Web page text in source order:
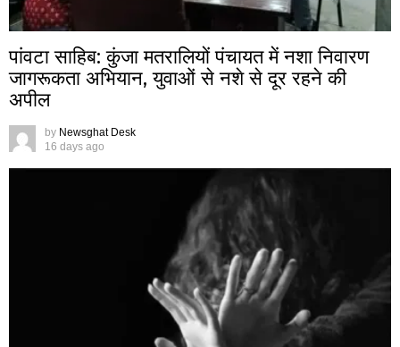
पांवटा साहिब: कुंजा मतरालियों पंचायत में नशा निवारण
जागरूकता अभियान, युवाओं से नशे से दूर रहने की
अपील
by Newsghat Desk
16 days ago